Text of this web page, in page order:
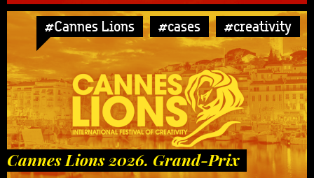
#Cannes Lions #cases #creativity
Cannes Lions 2026. Grand-Prix